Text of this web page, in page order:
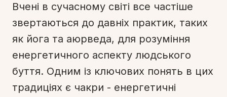
Вчені в сучасному світі все частіше
звертаються до давніх практик, таких
як йога та аюрведа, для розуміння
енергетичного аспекту людського
буття. Одним із ключових понять в цих
традиціях є чакри - енергетичні